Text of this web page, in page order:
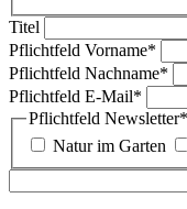
Titel
Pflichtfeld Vorname*
Pflichtfeld Nachname*
Pflichtfeld E-Mail*
Pflichtfeld Newsletter*
Natur im Garten